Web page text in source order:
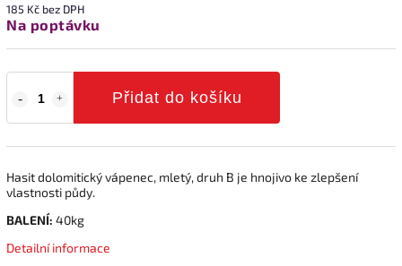
185 Kč bez DPH
Na poptávku
Přidat do košíku
Hasit dolomitický vápenec, mletý, druh B je hnojivo ke zlepšení
vlastnosti půdy.
BALENÍ: 40kg
Detailní informace